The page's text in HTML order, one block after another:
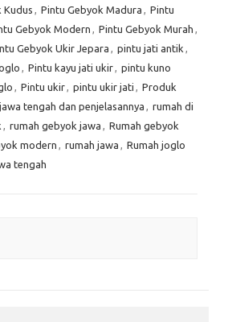
Kudus , Pintu Gebyok Madura , Pintu
Gebyok Modern , Pintu Gebyok Murah ,
Gebyok Ukir Jepara , pintu jati antik ,
, Pintu kayu jati ukir, pintu kuno
, Pintu ukir, pintu ukir jati , Produk
tengah dan penjelasannya , rumah di
, rumah gebyok jawa , Rumah gebyok
modern , rumah jawa , Rumah joglo
tengah